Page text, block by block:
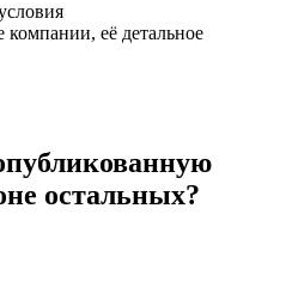
компании, её детальное
остальных?